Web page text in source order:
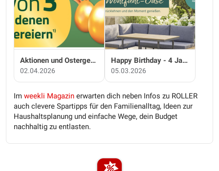
Aktionen und Ostergewinnspiel - bei ROLLER
02.04.2026
Happy Birthday - 4 Jahre ROLLER APP
05.03.2026
Im weekli Magazin erwarten dich neben Infos zu ROLLER
auch clevere Spartipps für den Familienalltag, Ideen zur
Haushaltsplanung und einfache Wege, dein Budget
nachhaltig zu entlasten.